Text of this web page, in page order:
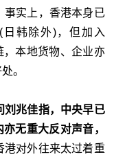
事实上，香港本身已
韩除外)，但加入
本地货物、企业亦
。
刘兆佳指，中央早已
无重大反对声音，
港对外往来太过着重